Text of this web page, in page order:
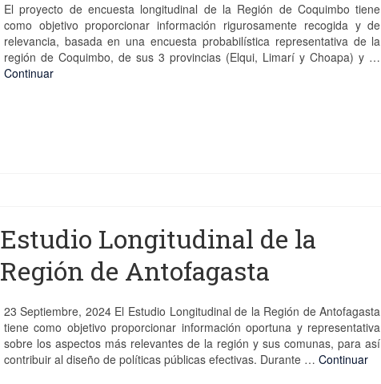
El proyecto de encuesta longitudinal de la Región de Coquimbo tiene
como objetivo proporcionar información rigurosamente recogida y de
relevancia, basada en una encuesta probabilística representativa de la
región de Coquimbo, de sus 3 provincias (Elqui, Limarí y Choapa) y …
Continuar
Estudio Longitudinal de la
Región de Antofagasta
23 Septiembre, 2024 El Estudio Longitudinal de la Región de Antofagasta
tiene como objetivo proporcionar información oportuna y representativa
sobre los aspectos más relevantes de la región y sus comunas, para así
contribuir al diseño de políticas públicas efectivas. Durante … Continuar